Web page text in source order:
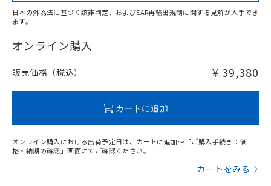
在庫等で未対応品が混在する可能性があります。
問い合わせください。
日本の外為法に基づく該非判定、およびEAR再輸出規制に関する見解が入手でき
ます。
オンライン購入
販売価格（税込） ¥ 39,380
カートに追加
オンライン購入における出荷予定日は、カートに追加～「ご購入手続き：価
格・納期の確認」画面にてご確認ください。
カートをみる